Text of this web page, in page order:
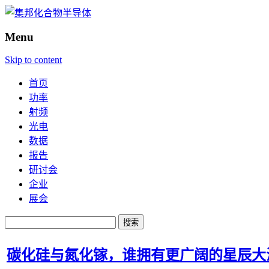
Menu
Skip to content
首页
功率
射频
光电
数据
报告
研讨会
企业
展会
碳化硅与氮化镓，谁拥有更广阔的星辰大